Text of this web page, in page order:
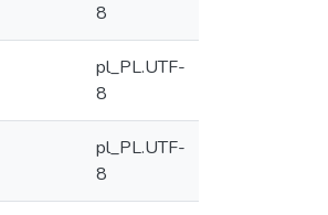
8
pl_PL.UTF-
8
pl_PL.UTF-
8